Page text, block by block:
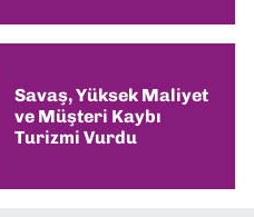
Savaş, Yüksek Maliyet
ve Müşteri Kaybı
Turizmi Vurdu